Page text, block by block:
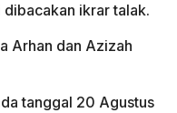
ikrar talak.
Arhan dan Azizah
tanggal 20 Agustus